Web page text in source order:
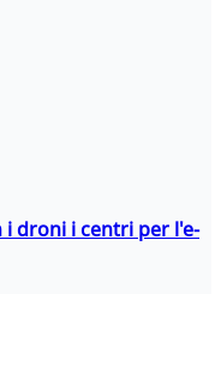
i droni i centri per l'e-